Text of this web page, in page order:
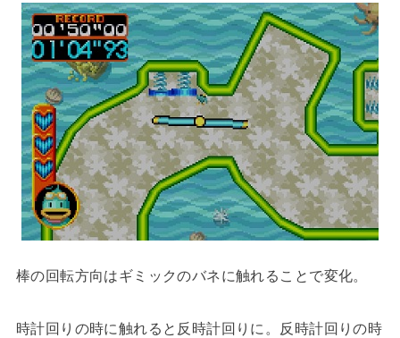
棒の回転方向はギミックのバネに触れることで変化。
時計回りの時に触れると反時計回りに。反時計回りの時